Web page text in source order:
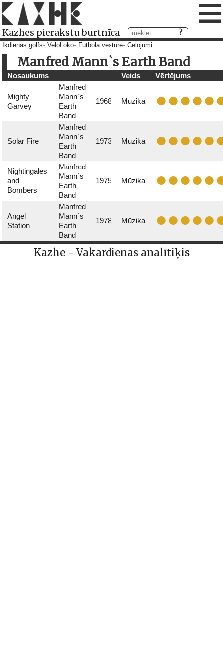
Kazhes pierakstu burtnīca ≡
Ikdienas golfs VeloLoko Futbola vēsture Ceļojumi
Manfred Mann`s Earth Band
Nosaukums Veids Vērtējums
Mighty
Garvey
Manfred
Mann`s
Earth
Band
1968 Mūzika
Solar Fire
Manfred
Mann`s
Earth
Band
1973 Mūzika
Nightingales
and
Bombers
Manfred
Mann`s
Earth
Band
1975 Mūzika
Angel
Station
Manfred
Mann`s
Earth
Band
1978 Mūzika
Kazhe - Vakardienas analītiķis